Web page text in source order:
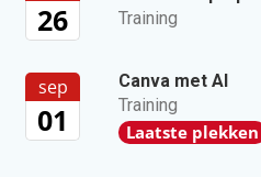
26
Training
sep
01
Canva met AI
Training
Laatste plekken